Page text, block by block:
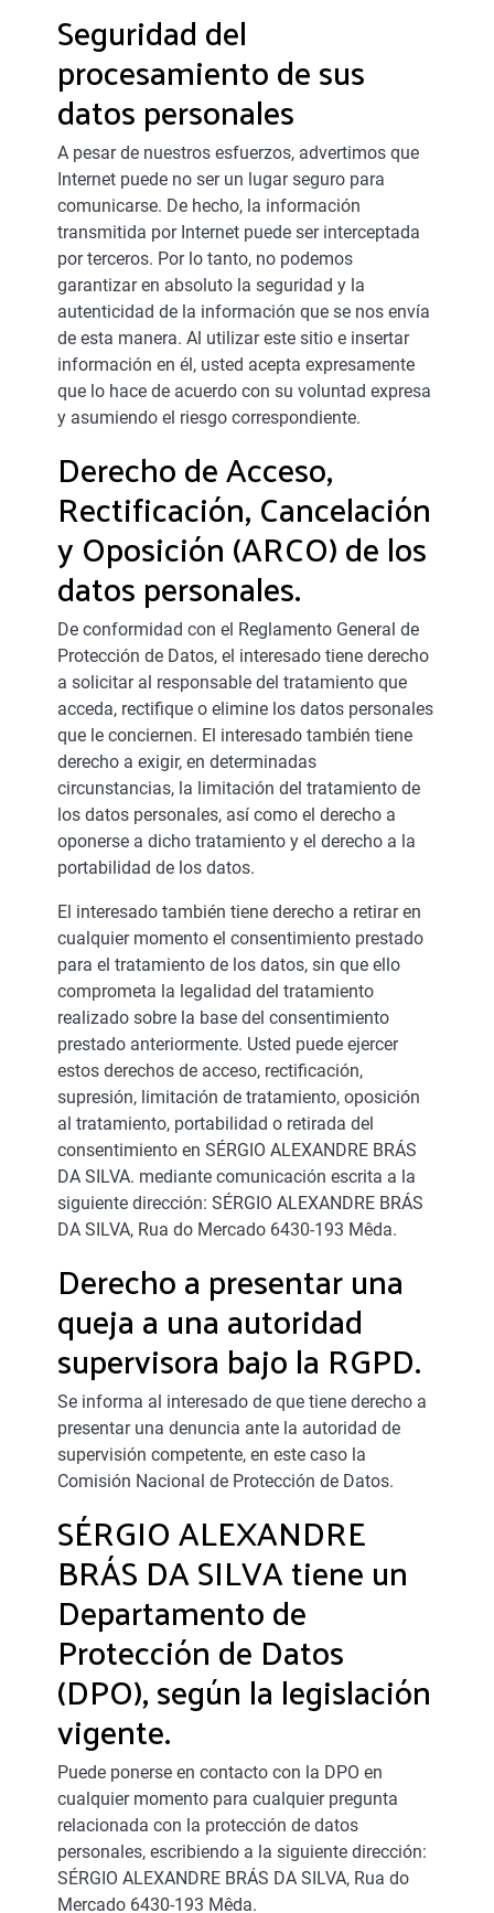
Seguridad del
procesamiento de sus
datos personales
A pesar de nuestros esfuerzos, advertimos que
Internet puede no ser un lugar seguro para
comunicarse. De hecho, la información
transmitida por Internet puede ser interceptada
por terceros. Por lo tanto, no podemos
garantizar en absoluto la seguridad y la
autenticidad de la información que se nos envía
de esta manera. Al utilizar este sitio e insertar
información en él, usted acepta expresamente
que lo hace de acuerdo con su voluntad expresa
y asumiendo el riesgo correspondiente.
Derecho de Acceso,
Rectificación, Cancelación
y Oposición (ARCO) de los
datos personales.
De conformidad con el Reglamento General de
Protección de Datos, el interesado tiene derecho
a solicitar al responsable del tratamiento que
acceda, rectifique o elimine los datos personales
que le conciernen. El interesado también tiene
derecho a exigir, en determinadas
circunstancias, la limitación del tratamiento de
los datos personales, así como el derecho a
oponerse a dicho tratamiento y el derecho a la
portabilidad de los datos.
El interesado también tiene derecho a retirar en
cualquier momento el consentimiento prestado
para el tratamiento de los datos, sin que ello
comprometa la legalidad del tratamiento
realizado sobre la base del consentimiento
prestado anteriormente. Usted puede ejercer
estos derechos de acceso, rectificación,
supresión, limitación de tratamiento, oposición
al tratamiento, portabilidad o retirada del
consentimiento en SÉRGIO ALEXANDRE BRÁS
DA SILVA. mediante comunicación escrita a la
siguiente dirección: SÉRGIO ALEXANDRE BRÁS
DA SILVA, Rua do Mercado 6430-193 Mêda.
Derecho a presentar una
queja a una autoridad
supervisora bajo la RGPD.
Se informa al interesado de que tiene derecho a
presentar una denuncia ante la autoridad de
supervisión competente, en este caso la
Comisión Nacional de Protección de Datos.
SÉRGIO ALEXANDRE
BRÁS DA SILVA tiene un
Departamento de
Protección de Datos
(DPO), según la legislación
vigente.
Puede ponerse en contacto con la DPO en
cualquier momento para cualquier pregunta
relacionada con la protección de datos
personales, escribiendo a la siguiente dirección:
SÉRGIO ALEXANDRE BRÁS DA SILVA, Rua do
Mercado 6430-193 Mêda.